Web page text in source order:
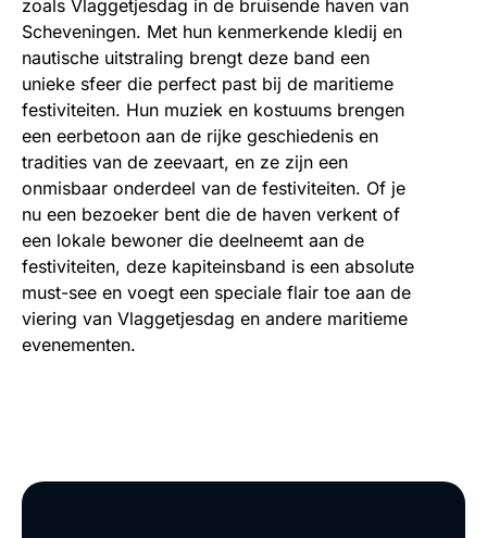
zoals Vlaggetjesdag in de bruisende haven van
Scheveningen. Met hun kenmerkende kledij en
nautische uitstraling brengt deze band een
unieke sfeer die perfect past bij de maritieme
festiviteiten. Hun muziek en kostuums brengen
een eerbetoon aan de rijke geschiedenis en
tradities van de zeevaart, en ze zijn een
onmisbaar onderdeel van de festiviteiten. Of je
nu een bezoeker bent die de haven verkent of
een lokale bewoner die deelneemt aan de
festiviteiten, deze kapiteinsband is een absolute
must-see en voegt een speciale flair toe aan de
viering van Vlaggetjesdag en andere maritieme
evenementen.